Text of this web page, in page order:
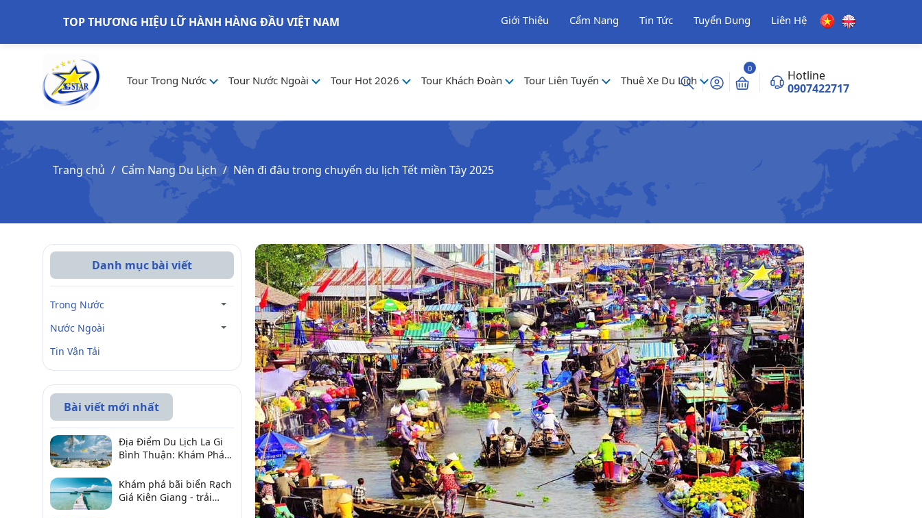
TOP THƯƠNG HIỆU LỮ HÀNH HÀNG ĐẦU VIỆT NAM Giới Thiệu Cẩm Nang Tin Tức Tuyển Dụng Liên Hệ
Tour Trong Nước Tour Nước Ngoài Tour Hot 2026 Tour Khách Đoàn Tour Liên Tuyến Thuê Xe Du Lịch
0
Hotline
0907422717
Trang chủ Cẩm Nang Du Lịch Nên đi đâu trong chuyến du lịch Tết miền Tây 2025
Danh mục bài viết
Trong Nước
Nước Ngoài
Tin Vận Tải
Bài viết mới nhất
Địa Điểm Du Lịch La Gi
Bình Thuận: Khám Phá 6
2026
Khám phá bãi biển Rạch
Giá Kiên Giang - trải